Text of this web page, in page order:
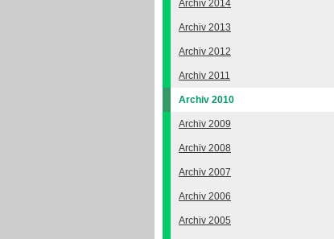
Archiv 2014
Archiv 2013
Archiv 2012
Archiv 2011
Archiv 2010
Archiv 2009
Archiv 2008
Archiv 2007
Archiv 2006
Archiv 2005